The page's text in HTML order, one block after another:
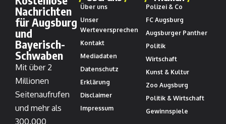
Nachrichten
für Augsburg
und
Bayerisch-
Schwaben
Mit über 2
Millionen
Seitenaufrufen
und mehr als
300.000
Über uns
Unser
Werteversprechen
Kontakt
Mediadaten
Datenschutz
Erklärung
Disclaimer
Impressum
Polizei & Co
FC Augsburg
Augsburger Panther
Politik
Wirtschaft
Kunst & Kultur
Zoo Augsburg
Politik & Wirtschaft
Gewinnspiele